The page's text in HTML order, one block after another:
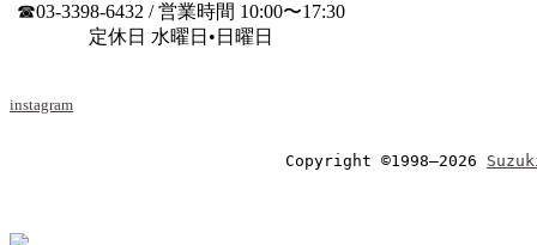
☎03-3398-6432 / 営業時間 10:00〜17:30
定休日 水曜日•日曜日
instagram
Copyright ©1998–2026